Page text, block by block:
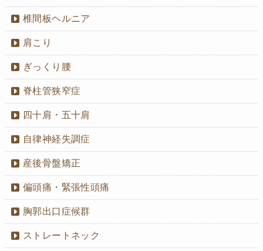
椎間板ヘルニア
肩こり
ぎっくり腰
脊柱管狭窄症
四十肩・五十肩
自律神経失調症
産後骨盤矯正
偏頭痛・緊張性頭痛
胸郭出口症候群
ストレートネック